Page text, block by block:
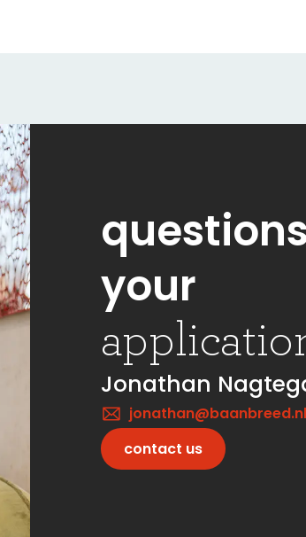
your
Jonathan
jonathan@baanbreed.nl
contact us